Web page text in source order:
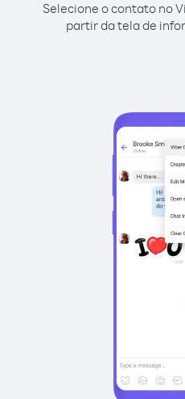
Selecione o contato no
partir da tela de